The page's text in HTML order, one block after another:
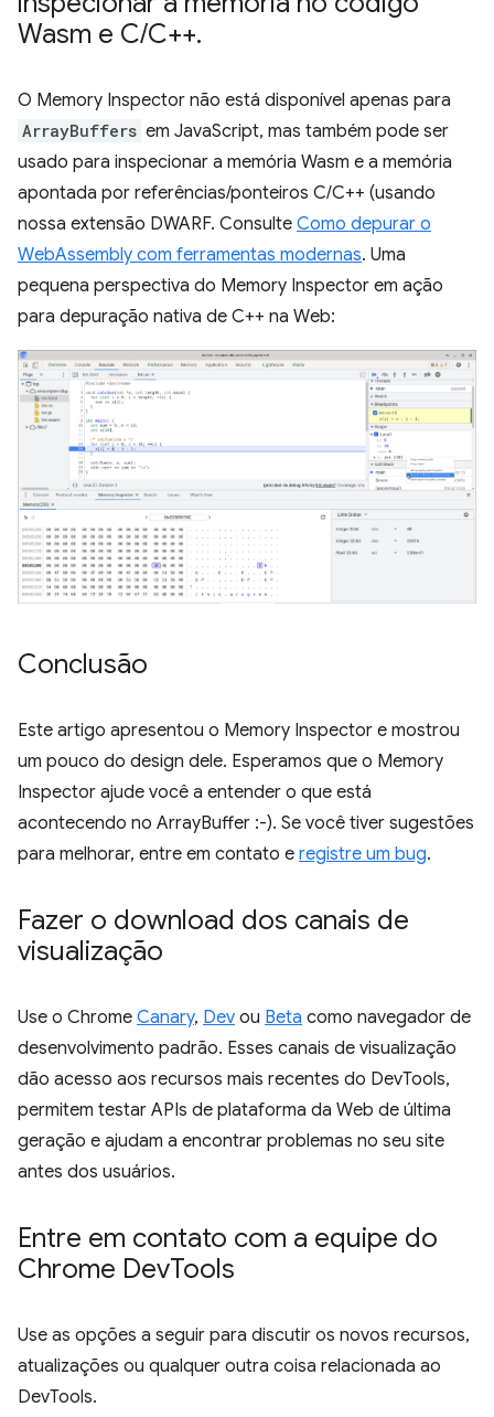
Wasm e C/C++.
O Memory Inspector não está disponível apenas para
ArrayBuffers em JavaScript, mas também pode ser
usado para inspecionar a memória Wasm e a memória
apontada por referências/ponteiros C/C++ (usando
nossa extensão DWARF. Consulte Como depurar o
WebAssembly com ferramentas modernas. Uma
pequena perspectiva do Memory Inspector em ação
para depuração nativa de C++ na Web:
Conclusão
Este artigo apresentou o Memory Inspector e mostrou
um pouco do design dele. Esperamos que o Memory
Inspector ajude você a entender o que está
acontecendo no ArrayBuffer :-). Se você tiver sugestões
para melhorar, entre em contato e registre um bug.
Fazer o download dos canais de
visualização
Use o Chrome Canary, Dev ou Beta como navegador de
desenvolvimento padrão. Esses canais de visualização
dão acesso aos recursos mais recentes do DevTools,
permitem testar APIs de plataforma da Web de última
geração e ajudam a encontrar problemas no seu site
antes dos usuários.
Entre em contato com a equipe do
Chrome DevTools
Use as opções a seguir para discutir os novos recursos,
atualizações ou qualquer outra coisa relacionada ao
DevTools.